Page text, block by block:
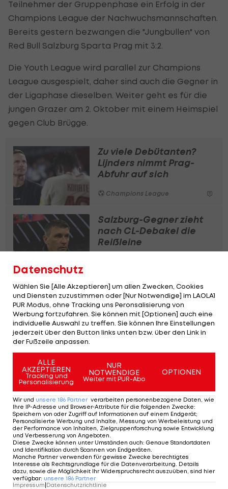
Teilnehmer der Gruppenphase ein Erfolg in der
Champions League der Nachwuchsmannschaften.
Bereits gestern bezwangen die "Jungbullen" von
Red Bull Salzburg Sparta Prag mit 3:2.
Die Youth League wird parallel zur Champions
League ausgespielt, daher sind auch die Gegner in
der Ligaphase dieselben. Weiter geht es für die
jungen Grazer am 2. Oktober mit einem Heimspiel
gegen Club Brügge.
Zu viele Debütanten?
Lijnders nimmt Prag-
Abfuhr auf sich
Champions League
Salzburg-Gegner zieht
nach CL-Debakel die
Reißleine
Sabitzer unzufrieden!
BVB diskutiert über ÖFB-
Star
Champions League
Spielerstreik?
Außenverteidiger-Duo
stärkt Rodri den Rücken
Champions League
Datenschutz
Wählen Sie [Alle Akzeptieren] um allen Zwecken, Cookies
und Diensten zuzustimmen oder [Nur Notwendige] im LAOLA1
PUR Modus, ohne Tracking uns Peronsalisierung von
Werbung fortzufahren. Sie können mit [Optionen] auch eine
individuelle Auswahl zu treffen. Sie können Ihre Einstellungen
jederzeit über den Button links unten bzw. über den Link in
der Fußzeile anpassen.
ALLE
AKZEPTIEREN
Tracking und
Personalisierung
NUR
NOTWENDIGE
Weiter mit PUR-Abo
OPTIONEN
Wir und unsere 186 Partner verarbeiten personenbezogene Daten, wie
Ihre IP-Adresse und Browser-Attribute für die folgenden Zwecke:
Speichern von oder Zugriff auf Informationen auf einem Endgerät;
Personalisierte Werbung und Inhalte, Messung von Werbeleistung und
der Performance von Inhalten, Zielgruppenforschung sowie Entwicklung
und Verbesserung von Angeboten
Diese Zwecke können unter Umständen auch: Genaue Standortdaten
und Identifikation durch Scannen von Endgeräten
Manche Partner verwenden für gewisse Zwecke berechtigtes
Interesse als Rechtsgrundlage für die Datenverarbeitung. Details
dazu, sowie die Möglichkeit Ihr Widerspruchsrecht auszuüben, sind hier
verfügbar: unsere 186 Partner
Impressum|Datenschutzrichtlinie